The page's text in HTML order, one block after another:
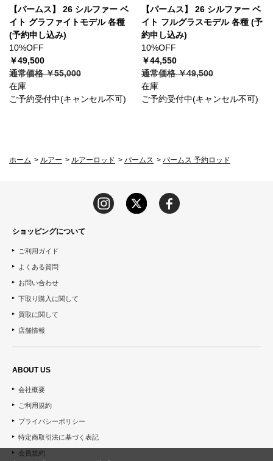
【パームス】 26 シルファー ベ
イト グラファイトモデル 各種
(予約申し込み)
10%OFF
￥49,500
通常価格 ￥55,000
在庫
ご予約受付中(キャンセル不可)
【パームス】 26 シルファー ベ
イト フルグラスモデル 各種 (予
約申し込み)
10%OFF
￥44,550
通常価格 ￥49,500
在庫
ご予約受付中(キャンセル不可)
ホーム > ルアー > ルアーロッド > パームス > パームス 予約ロッド
ショッピングについて
ご利用ガイド
よくある質問
お問い合わせ
下取り購入に関して
買取に関して
店舗情報
ABOUT US
会社概要
ご利用規約
プライバシーポリシー
特定商取引法に基づく表記
会員規約